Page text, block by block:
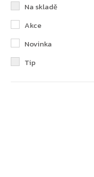
Na skladě
Akce
Novinka
Tip